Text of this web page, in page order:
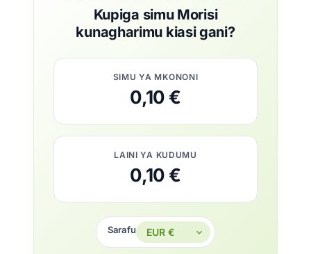
Kupiga simu Morisi
kunagharimu kiasi gani?
SIMU YA MKONONI
0,10 €
LAINI YA KUDUMU
0,10 €
Sarafu